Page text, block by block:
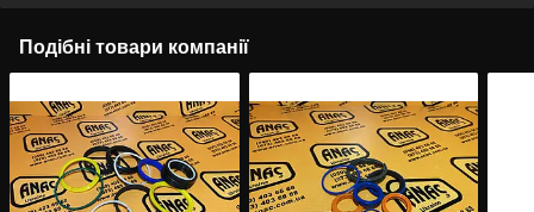
Подібні товари компанії